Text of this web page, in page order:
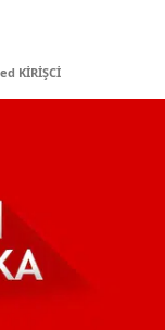
KİRİŞCİ